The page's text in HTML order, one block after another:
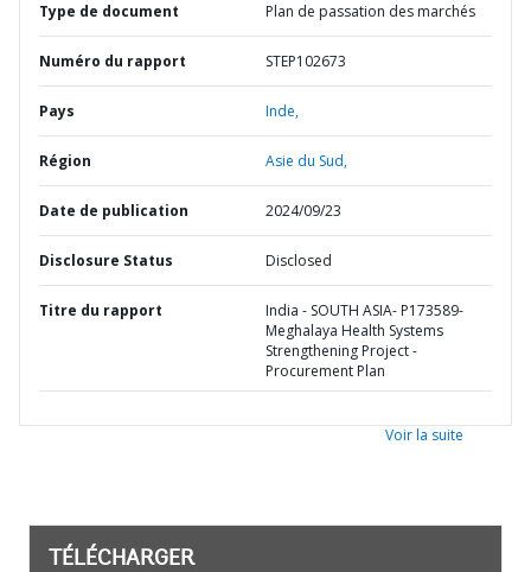
Type de document Plan de passation des marchés
Numéro du rapport STEP102673
Pays Inde,
Région Asie du Sud,
Date de publication 2024/09/23
Disclosure Status Disclosed
Titre du rapport
India - SOUTH ASIA- P173589-
Meghalaya Health Systems
Strengthening Project -
Procurement Plan
Voir la suite
TÉLÉCHARGER